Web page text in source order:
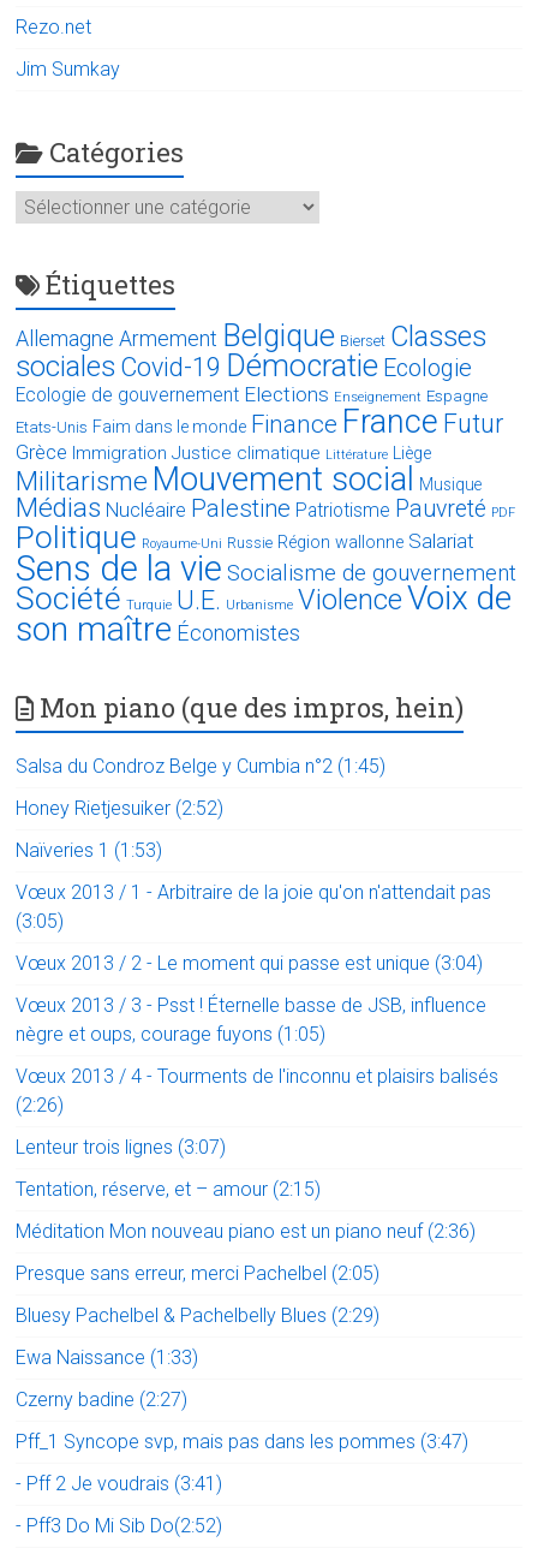
Rezo.net
Jim Sumkay
Catégories
Catégories
Étiquettes
Allemagne Armement Belgique Bierset Classes
sociales Covid-19 Démocratie Ecologie
Ecologie de gouvernement Elections Enseignement Espagne
Etats-Unis Faim dans le monde Finance France Futur
Grèce Immigration Justice climatique Littérature Liège
Militarisme Mouvement social Musique
Médias Nucléaire Palestine Patriotisme Pauvreté PDF
Politique Royaume-Uni Russie Région wallonne Salariat
Sens de la vie Socialisme de gouvernement
Société Turquie U.E. Urbanisme ViolenceVoix de
son maître Économistes
Mon piano (que des impros, hein)
Salsa du Condroz Belge y Cumbia n°2 (1:45)
Honey Rietjesuiker (2:52)
Naïveries 1 (1:53)
Vœux 2013 / 1 - Arbitraire de la joie qu'on n'attendait pas
(3:05)
Vœux 2013 / 2 - Le moment qui passe est unique (3:04)
Vœux 2013 / 3 - Psst ! Éternelle basse de JSB, influence
nègre et oups, courage fuyons (1:05)
Vœux 2013 / 4 - Tourments de l'inconnu et plaisirs balisés
(2:26)
Lenteur trois lignes (3:07)
Tentation, réserve, et – amour (2:15)
Méditation Mon nouveau piano est un piano neuf (2:36)
Presque sans erreur, merci Pachelbel (2:05)
Bluesy Pachelbel & Pachelbelly Blues (2:29)
Ewa Naissance (1:33)
Czerny badine (2:27)
Pff_1 Syncope svp, mais pas dans les pommes (3:47)
- Pff 2 Je voudrais (3:41)
- Pff3 Do Mi Sib Do(2:52)